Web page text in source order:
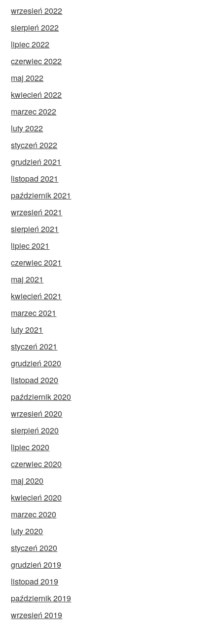
wrzesień 2022
sierpień 2022
lipiec 2022
czerwiec 2022
maj 2022
kwiecień 2022
marzec 2022
luty 2022
styczeń 2022
grudzień 2021
listopad 2021
październik 2021
wrzesień 2021
sierpień 2021
lipiec 2021
czerwiec 2021
maj 2021
kwiecień 2021
marzec 2021
luty 2021
styczeń 2021
grudzień 2020
listopad 2020
październik 2020
wrzesień 2020
sierpień 2020
lipiec 2020
czerwiec 2020
maj 2020
kwiecień 2020
marzec 2020
luty 2020
styczeń 2020
grudzień 2019
listopad 2019
październik 2019
wrzesień 2019